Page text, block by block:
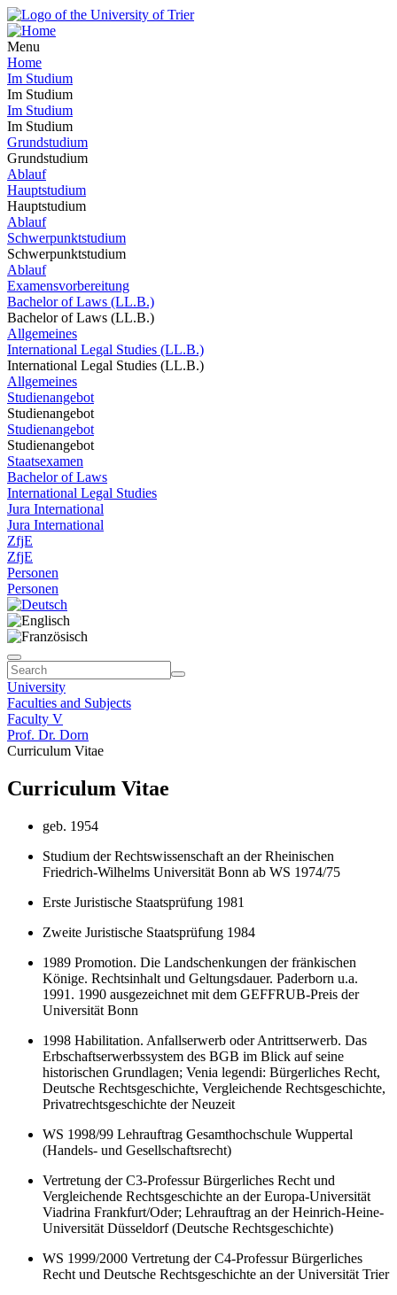
Menu
Home
Im Studium
Im Studium
Im Studium
Im Studium
Grundstudium
Grundstudium
Ablauf
Hauptstudium
Hauptstudium
Ablauf
Schwerpunktstudium
Schwerpunktstudium
Ablauf
Examensvorbereitung
Bachelor of Laws (LL.B.)
Bachelor of Laws (LL.B.)
Allgemeines
International Legal Studies (LL.B.)
International Legal Studies (LL.B.)
Allgemeines
Studienangebot
Studienangebot
Studienangebot
Studienangebot
Staatsexamen
Bachelor of Laws
International Legal Studies
Jura International
Jura International
ZfjE
ZfjE
Personen
Personen
University
Faculties and Subjects
Faculty V
Prof. Dr. Dorn
Curriculum Vitae
Curriculum Vitae
geb. 1954
Studium der Rechtswissenschaft an der Rheinischen
Friedrich-Wilhelms Universität Bonn ab WS 1974/75
Erste Juristische Staatsprüfung 1981
Zweite Juristische Staatsprüfung 1984
1989 Promotion. Die Landschenkungen der fränkischen
Könige. Rechtsinhalt und Geltungsdauer. Paderborn u.a.
1991. 1990 ausgezeichnet mit dem GEFFRUB-Preis der
Universität Bonn
1998 Habilitation. Anfallserwerb oder Antrittserwerb. Das
Erbschaftserwerbssystem des BGB im Blick auf seine
historischen Grundlagen; Venia legendi: Bürgerliches Recht,
Deutsche Rechtsgeschichte, Vergleichende Rechtsgeschichte,
Privatrechtsgeschichte der Neuzeit
WS 1998/99 Lehrauftrag Gesamthochschule Wuppertal
(Handels- und Gesellschaftsrecht)
Vertretung der C3-Professur Bürgerliches Recht und
Vergleichende Rechtsgeschichte an der Europa-Universität
Viadrina Frankfurt/Oder; Lehrauftrag an der Heinrich-Heine-
Universität Düsseldorf (Deutsche Rechtsgeschichte)
WS 1999/2000 Vertretung der C4-Professur Bürgerliches
Recht und Deutsche Rechtsgeschichte an der Universität Trier